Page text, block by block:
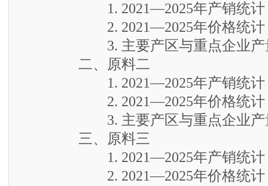
1. 2021—2025年产销统计
2. 2021—2025年价格统计
3. 主要产区与重点企业产
二、原料二
1. 2021—2025年产销统计
2. 2021—2025年价格统计
3. 主要产区与重点企业产
三、原料三
1. 2021—2025年产销统计
2. 2021—2025年价格统计